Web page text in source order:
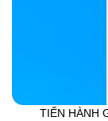
TIẾN HÀNH